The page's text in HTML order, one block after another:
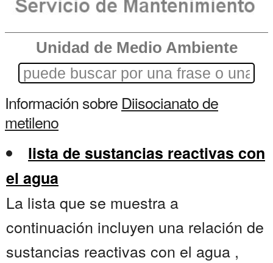
Unidad de Medio Ambiente
Información sobre Diisocianato de
metileno
lista de sustancias reactivas con
el agua
La lista que se muestra a
continuación incluyen una relación de
sustancias reactivas con el agua ,